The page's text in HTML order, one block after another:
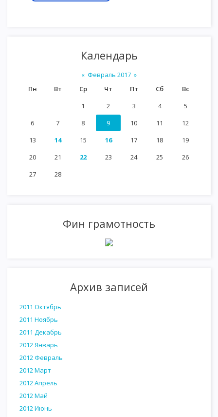
Календарь
« Февраль 2017 »
Пн
Вт Ср Чт Пт Сб
Вс
1
2 3 4
5
6
7 8 9 10 11
12
13
14 15 16 17 18
19
20
21 22 23 24 25
26
27
28
Фин грамотность
Архив записей
2011 Октябрь
2011 Ноябрь
2011 Декабрь
2012 Январь
2012 Февраль
2012 Март
2012 Апрель
2012 Май
2012 Июнь